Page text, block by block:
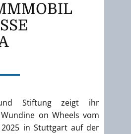
Stiftung zeigt ihr
on Wheels vom
2025 in Stuttgart auf der